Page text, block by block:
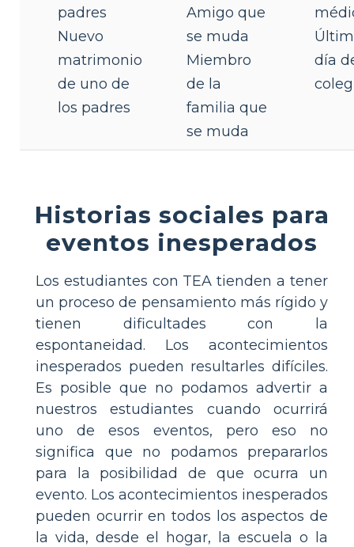
padres
Nuevo
matrimonio
de uno de
los padres
Amigo que
se muda
Miembro
de la
familia que
se muda
día
Historias sociales para
eventos inesperados
Los estudiantes con TEA tienden a tener
un proceso de pensamiento más rígido y
tienen dificultades con la
espontaneidad. Los acontecimientos
inesperados pueden resultarles difíciles.
Es posible que no podamos advertir a
nuestros estudiantes cuando ocurrirá
uno de esos eventos, pero eso no
significa que no podamos prepararlos
para la posibilidad de que ocurra un
evento. Los acontecimientos inesperados
pueden ocurrir en todos los aspectos de
la vida, desde el hogar, la escuela o la